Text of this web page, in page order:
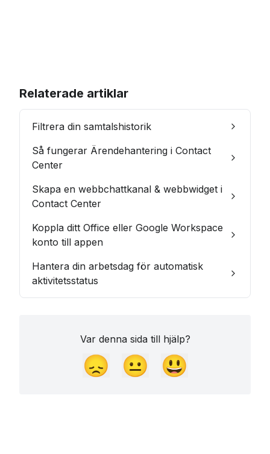
Relaterade artiklar
Filtrera din samtalshistorik
Så fungerar Ärendehantering i Contact
Center
Skapa en webbchattkanal & webbwidget i
Contact Center
Koppla ditt Office eller Google Workspace
konto till appen
Hantera din arbetsdag för automatisk
aktivitetsstatus
Var denna sida till hjälp?
😞 😐 😃